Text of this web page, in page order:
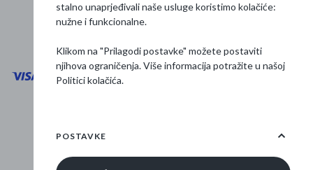
Osnovne informacije
stalno unaprjeđivali naše usluge koristimo kolačiće:
nužne i funkcionalne.
Klikom na "Prilagodi postavke" možete postaviti
njihova ograničenja. Više informacija potražite u našoj
Politici kolačića.
POSTAVKE